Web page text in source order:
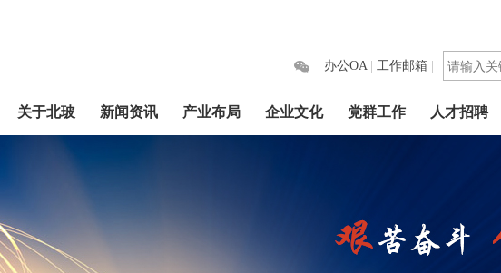
办公OA| 工作邮箱
关于北玻 新闻资讯 产业布局 企业文化 党群工作 人才招聘